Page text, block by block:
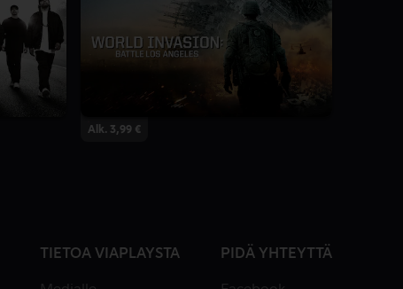
Alk. 3,99 €
TIETOA VIAPLAYSTA PIDÄ YHTEYTTÄ